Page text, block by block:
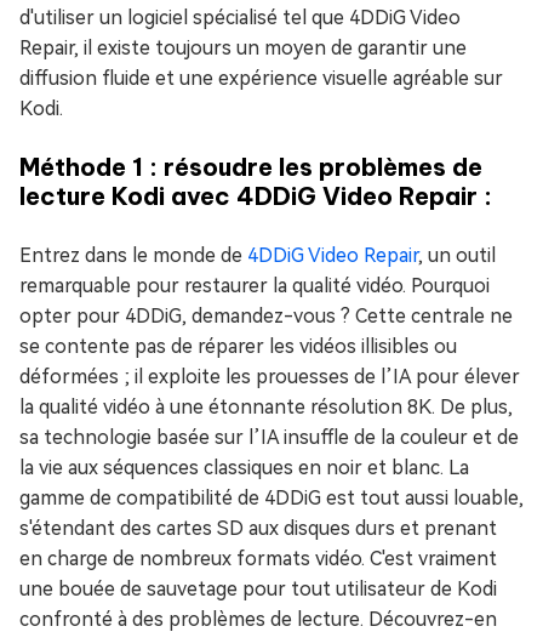
d'utiliser un logiciel spécialisé tel que 4DDiG Video
Repair, il existe toujours un moyen de garantir une
diffusion fluide et une expérience visuelle agréable sur
Kodi.
Méthode 1 : résoudre les problèmes de
lecture Kodi avec 4DDiG Video Repair :
Entrez dans le monde de 4DDiG Video Repair, un outil
remarquable pour restaurer la qualité vidéo. Pourquoi
opter pour 4DDiG, demandez-vous ? Cette centrale ne
se contente pas de réparer les vidéos illisibles ou
déformées ; il exploite les prouesses de l’IA pour élever
la qualité vidéo à une étonnante résolution 8K. De plus,
sa technologie basée sur l’IA insuffle de la couleur et de
la vie aux séquences classiques en noir et blanc. La
gamme de compatibilité de 4DDiG est tout aussi louable,
s'étendant des cartes SD aux disques durs et prenant
en charge de nombreux formats vidéo. C'est vraiment
une bouée de sauvetage pour tout utilisateur de Kodi
confronté à des problèmes de lecture. Découvrez-en